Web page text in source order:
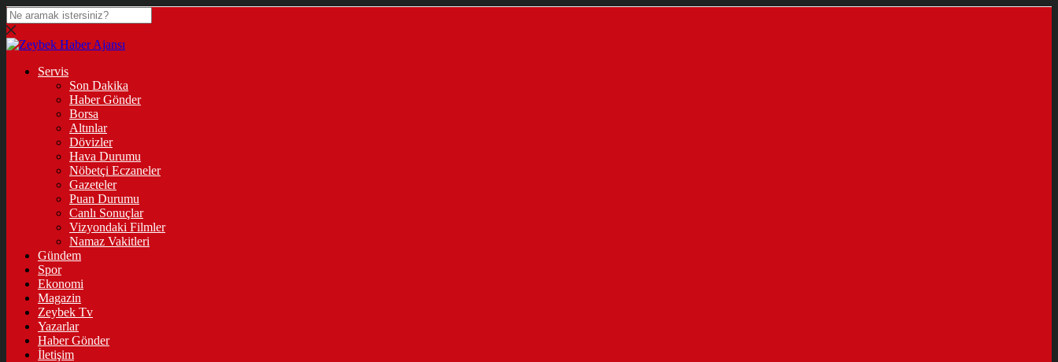
Servis
Son Dakika
Haber Gönder
Borsa
Altınlar
Dövizler
Hava Durumu
Nöbetçi Eczaneler
Gazeteler
Puan Durumu
Canlı Sonuçlar
Vizyondaki Filmler
Namaz Vakitleri
Gündem
Spor
Ekonomi
Magazin
Zeybek Tv
Yazarlar
Haber Gönder
İletişim